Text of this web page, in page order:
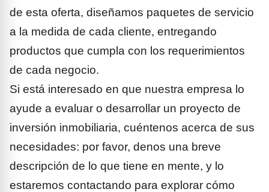
de esta oferta, diseñamos paquetes de servicio
a la medida de cada cliente, entregando
productos que cumpla con los requerimientos
de cada negocio.
Si está interesado en que nuestra empresa lo
ayude a evaluar o desarrollar un proyecto de
inversión inmobiliaria, cuéntenos acerca de sus
necesidades: por favor, denos una breve
descripción de lo que tiene en mente, y lo
estaremos contactando para explorar cómo